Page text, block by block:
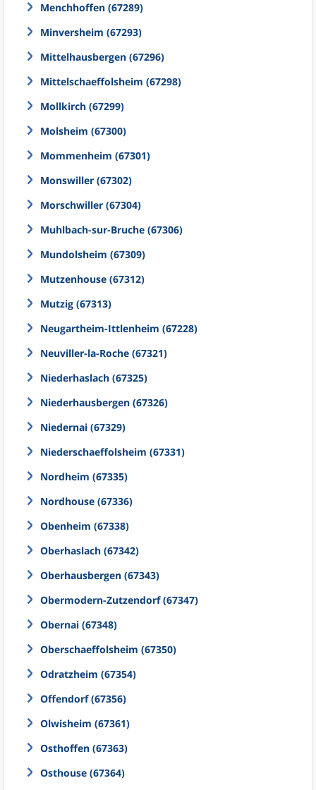
Menchhoffen (67289)
Minversheim (67293)
Mittelhausbergen (67296)
Mittelschaeffolsheim (67298)
Mollkirch (67299)
Molsheim (67300)
Mommenheim (67301)
Monswiller (67302)
Morschwiller (67304)
Muhlbach-sur-Bruche (67306)
Mundolsheim (67309)
Mutzenhouse (67312)
Mutzig (67313)
Neugartheim-Ittlenheim (67228)
Neuviller-la-Roche (67321)
Niederhaslach (67325)
Niederhausbergen (67326)
Niedernai (67329)
Niederschaeffolsheim (67331)
Nordheim (67335)
Nordhouse (67336)
Obenheim (67338)
Oberhaslach (67342)
Oberhausbergen (67343)
Obermodern-Zutzendorf (67347)
Obernai (67348)
Oberschaeffolsheim (67350)
Odratzheim (67354)
Offendorf (67356)
Olwisheim (67361)
Osthoffen (67363)
Osthouse (67364)